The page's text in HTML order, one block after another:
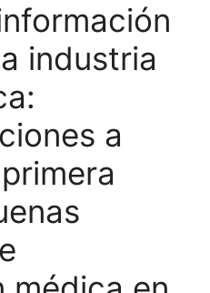
industria
a